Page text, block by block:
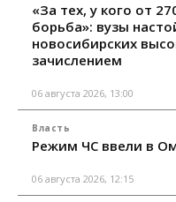
«За тех, у кого от
борьба»: вузы
новосибирских
зачислением
06 августа 2026, 13:00
Власть
Режим ЧС ввели в
06 августа 2026, 12:15